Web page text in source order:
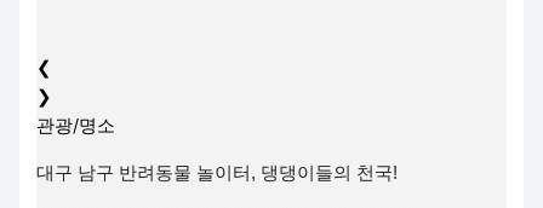
❮
❯
관광/명소
대구 남구 반려동물 놀이터, 댕댕이들의 천국!